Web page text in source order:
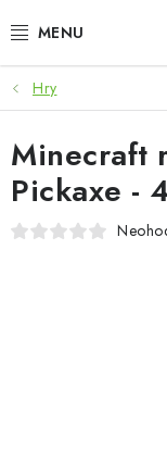
na
KATEGORIE
FILMY A SERIÁLY
HRY
Hry
Minecraft
Pickaxe -